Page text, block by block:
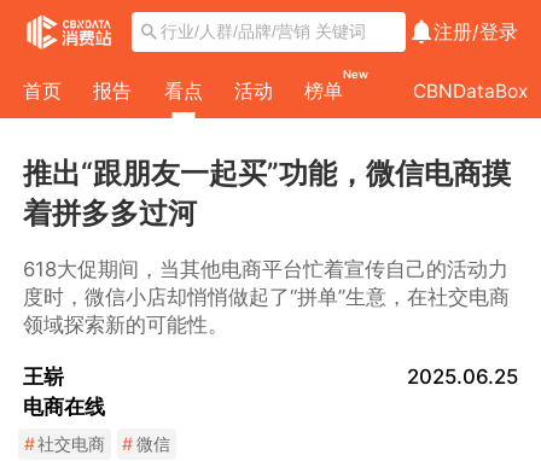
注册/登录
首页 报告 看点 活动 榜单
New
CBNDataBox
推出“跟朋友一起买”功能，微信电商摸
着拼多多过河
618大促期间，当其他电商平台忙着宣传自己的活动力
度时，微信小店却悄悄做起了“拼单”生意，在社交电商
领域探索新的可能性。
王崭
电商在线
2025.06.25
#社交电商 #微信